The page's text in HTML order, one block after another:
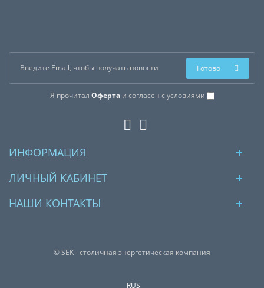
Я прочитал Офертаи согласен с условиями
Готово
ИНФОРМАЦИЯ
ЛИЧНЫЙ КАБИНЕТ
НАШИ КОНТАКТЫ
© SEK - столичная энергетическая компания
RUS